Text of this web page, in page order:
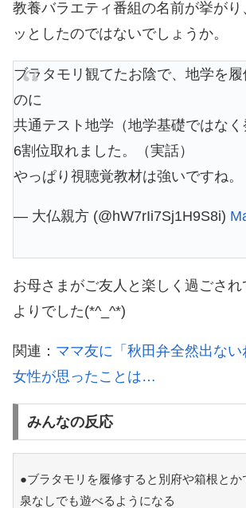
教養バラエティ番組の名前が挙が
ッとしたのではないでしょうか。
ブラタモリ観てたお陰で、地学を
のに
共通テスト地学（地学基礎ではな
6割位取れました。（実話）
やっぱり視聴覚教材は強いですね。
— 大仏親方 (@hW7rIi7Sj1H9S8i)
お母さまがご友人と楽しく過ごさ
よりでした(*^_^*)
関連： ママ友に「秋田弁全然出な
女性が思ったことは…
みんなの反応
●ブラタモリを履修すると別府や箱根とか
泉なしでも遊べるようになる